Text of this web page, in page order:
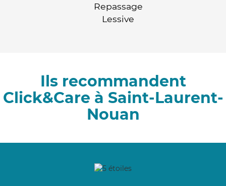
Repassage
Lessive
Ils recommandent
Click&Care à Saint-Laurent-
Nouan